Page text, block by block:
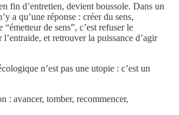
fin d’entretien, devient boussole. Dans un
a qu’une réponse : créer du sens,
de sens”, c’est refuser le
et retrouver la puissance d’agir
n’est pas une utopie : c’est un
: avancer, tomber, recommencer,